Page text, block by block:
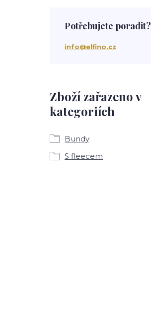
Zboží zařazeno v
kategoriích
Bundy
S fleecem
Potřebujete poradit?
info@elfino.cz